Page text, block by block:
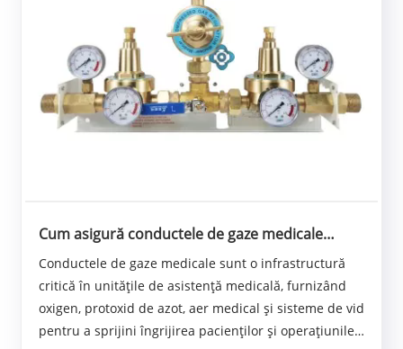
Cum asigură conductele de gaze medicale
Conductele de gaze medicale sunt o infrastructură
critică în unitățile de asistență medicală, furnizând
oxigen, protoxid de azot, aer medical și sisteme de vid
pentru a sprijini îngrijirea pacienților și operațiunile